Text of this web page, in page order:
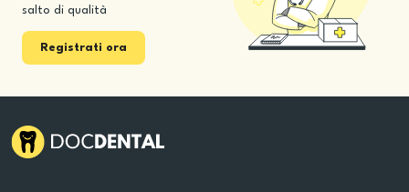
salto di qualità
Registrati ora